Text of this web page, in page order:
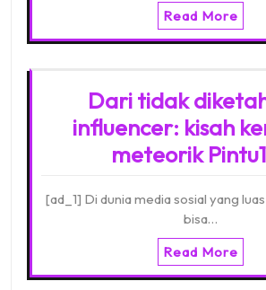
Read More
Dari tidak
influencer: kisah
meteorik
[ad_1] Di dunia media sosial yang
bisa…
Read More